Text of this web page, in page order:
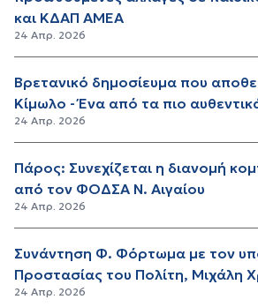
και ΚΔΑΠ ΑΜΕΑ
24 Απρ. 2026
Βρετανικό δημοσίευμα που
Κίμωλο - Ένα από τα πιο
24 Απρ. 2026
Πάρος: Συνεχίζεται η διανομή
από τον ΦΟΔΣΑ Ν. Αιγαίου
24 Απρ. 2026
Συνάντηση Φ. Φόρτωμα με τον
Προστασίας του Πολίτη, Μιχάλη
24 Απρ. 2026